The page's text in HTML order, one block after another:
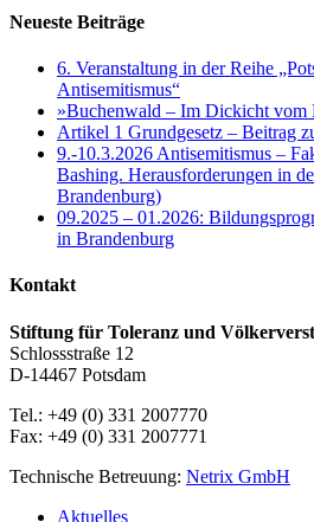
Neueste Beiträge
6. Veranstaltung in der Reihe
Antisemitismus“
»Buchenwald – Im Dickicht vom
Artikel 1 Grundgesetz – Beitrag
9.-10.3.2026 Antisemitismus –
Bashing. Herausforderungen in
Brandenburg)
09.2025 – 01.2026:
in Brandenburg
Kontakt
Stiftung für Toleranz und
Schlossstraße 12
D-14467 Potsdam
Tel.: +49 (0) 331 2007770
Fax: +49 (0) 331 2007771
Technische Betreuung: Netrix GmbH
Close
Aktuelles